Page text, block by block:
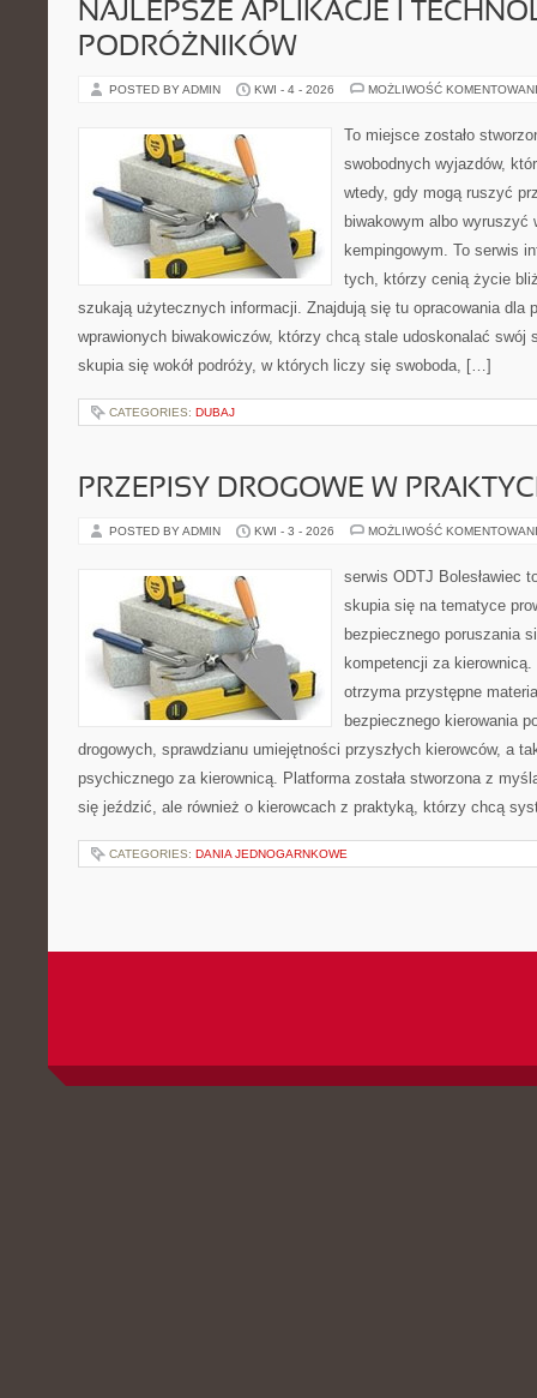
NAJLEPSZE APLIKACJE I
PODRÓŻNIKÓW
POSTED BY ADMIN KWI - 4 - 2026 MOŻLIWOŚĆ
To miejsce zostało
swobodnych wyjazdów,
wtedy, gdy mogą ruszyć
biwakowym albo wyruszyć
kempingowym. To serwis
tych, którzy cenią życie
szukają użytecznych informacji. Znajdują się tu opracowania dla
wprawionych biwakowiczów, którzy chcą stale udoskonalać swój
skupia się wokół podróży, w których liczy się swoboda, […]
CATEGORIES: DUBAJ
PRZEPISY DROGOWE W
POSTED BY ADMIN KWI - 3 - 2026 MOŻLIWOŚĆ
serwis ODTJ Bolesławiec
skupia się na tematyce
bezpiecznego poruszania
kompetencji za
otrzyma przystępne
bezpiecznego kierowania
drogowych, sprawdzianu umiejętności przyszłych kierowców, a
psychicznego za kierownicą. Platforma została stworzona z
się jeździć, ale również o kierowcach z praktyką, którzy chcą
CATEGORIES: DANIA JEDNOGARNKOWE